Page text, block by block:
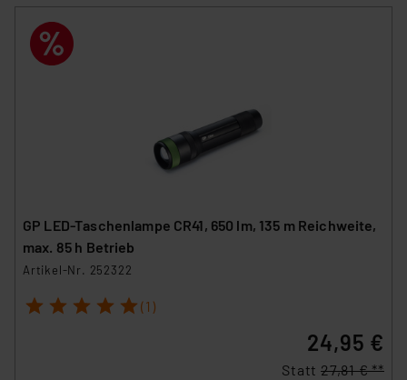
GP LED-Taschenlampe CR41, 650 lm, 135 m Reichweite,
max. 85 h Betrieb
Artikel-Nr. 252322
1 2 3 4 5 (1)
24,95 €
Statt 27,81 € **